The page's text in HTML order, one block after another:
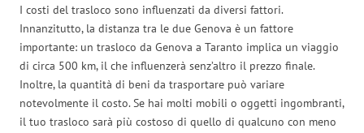
I costi del trasloco sono influenzati da diversi fattori.
Innanzitutto, la distanza tra le due Genova è un fattore
importante: un trasloco da Genova a Taranto implica un viaggio
di circa 500 km, il che influenzerà senz’altro il prezzo finale.
Inoltre, la quantità di beni da trasportare può variare
notevolmente il costo. Se hai molti mobili o oggetti ingombranti,
il tuo trasloco sarà più costoso di quello di qualcuno con meno